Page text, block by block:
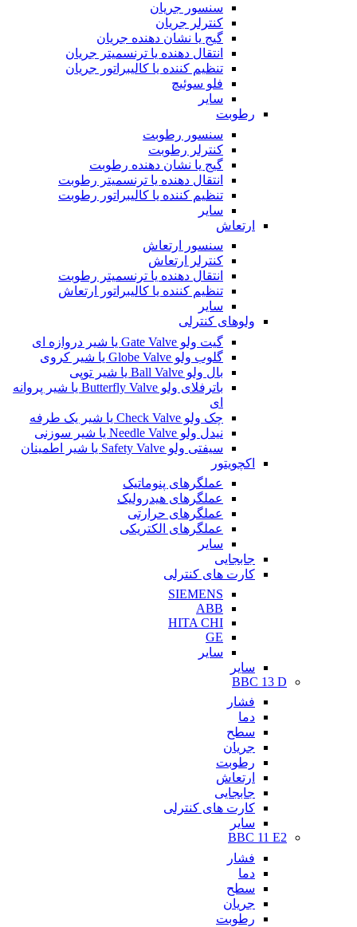
سنسور جریان
کنترلر جریان
گیج یا نشان دهنده جریان
انتقال دهنده یا ترنسمیتر جریان
تنظیم کننده یا کالیبراتور جریان
فلو سوئیچ
سایر
رطوبت
سنسور رطوبت
کنترلر رطوبت
گیج یا نشان دهنده رطوبت
انتقال دهنده یا ترنسمیتر رطوبت
تنظیم کننده یا کالیبراتور رطوبت
سایر
ارتعاش
سنسور ارتعاش
کنترلر ارتعاش
انتقال دهنده یا ترنسمیتر رطوبت
تنظیم کننده یا کالیبراتور ارتعاش
سایر
ولوهای کنترلی
گیت ولو Gate Valve یا شیر دروازه ای
گلوب ولو Globe Valve یا شیر کروی
بال ولو Ball Valve یا شیر توپی
باترفلای ولو Butterfly Valve یا شیر پروانه
ای
چک ولو Check Valve یا شیر یک طرفه
نیدل ولو Needle Valve یا شیر سوزنی
سیفتی ولو Safety Valve یا شیر اطمینان
اکچویتور
عملگرهای پنوماتیک
عملگرهای هیدرولیک
عملگرهای حرارتی
عملگرهای الکتریکی
سایر
جابجایی
کارت های کنترلی
SIEMENS
ABB
HITA CHI
GE
سایر
سایر
BBC 13 D
فشار
دما
سطح
جریان
رطوبت
ارتعاش
جابجایی
کارت های کنترلی
سایر
BBC 11 E2
فشار
دما
سطح
جریان
رطوبت